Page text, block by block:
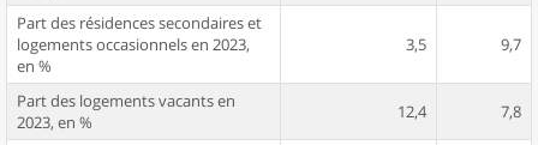
Part des résidences secondaires et
logements occasionnels en 2023,
en %
3,5 9,7
Part des logements vacants en
2023, en %
12,4 7,8